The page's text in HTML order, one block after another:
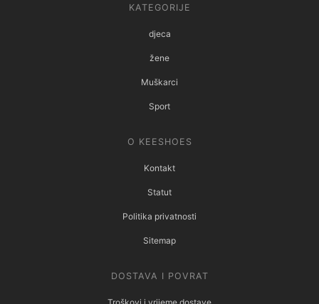
KATEGORIJE
djeca
žene
Muškarci
Sport
O KEESHOES
Kontakt
Statut
Politika privatnosti
Sitemap
DOSTAVA I POVRAT